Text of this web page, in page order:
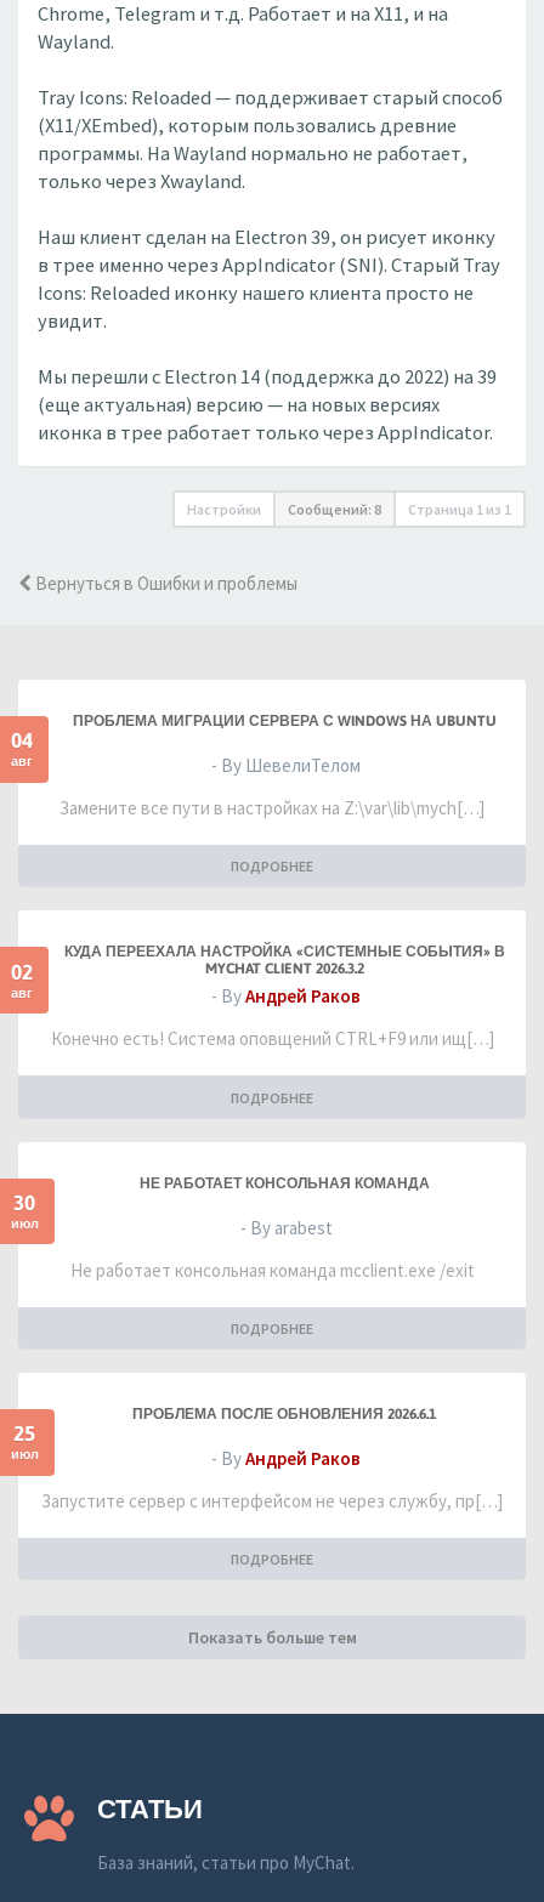
Chrome, Telegram и т.д. Работает и на X11, и на
Wayland.
Tray Icons: Reloaded — поддерживает старый способ
(X11/XEmbed), которым пользовались древние
программы. На Wayland нормально не работает,
только через Xwayland.
Наш клиент сделан на Electron 39, он рисует иконку
в трее именно через AppIndicator (SNI). Старый Tray
Icons: Reloaded иконку нашего клиента просто не
увидит.
Мы перешли с Electron 14 (поддержка до 2022) на 39
(еще актуальная) версию — на новых версиях
иконка в трее работает только через AppIndicator.
Настройки Сообщений: 8 Страница 1 из 1
Вернуться в Ошибки и проблемы
04
авг
ПРОБЛЕМА МИГРАЦИИ СЕРВЕРА С WINDOWS НА UBUNTU
- By ШевелиТелом
Замените все пути в настройках на Z:\var\lib\mych[…]
ПОДРОБНЕЕ
02
авг
КУДА ПЕРЕЕХАЛА НАСТРОЙКА «СИСТЕМНЫЕ СОБЫТИЯ» В
MYCHAT CLIENT 2026.3.2
- ByАндрей Раков
Конечно есть! Система оповщений CTRL+F9 или ищ[…]
ПОДРОБНЕЕ
30
июл
НЕ РАБОТАЕТ КОНСОЛЬНАЯ КОМАНДА
- By arabest
Не работает консольная команда mcclient.exe /exit
ПОДРОБНЕЕ
25
июл
ПРОБЛЕМА ПОСЛЕ ОБНОВЛЕНИЯ 2026.6.1
- ByАндрей Раков
Запустите сервер с интерфейсом не через службу, пр[…]
ПОДРОБНЕЕ
Показать больше тем
СТАТЬИ
База знаний, статьи про MyChat.